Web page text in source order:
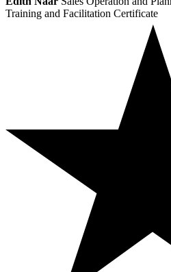
Training and Facilitation Certificate